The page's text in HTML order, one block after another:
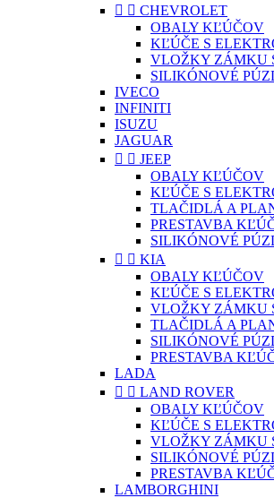
  CHEVROLET
OBALY KĽÚČOV
KĽÚČE S
VLOŽKY ZÁMKU
SILIKÓNOVÉ
IVECO
INFINITI
ISUZU
JAGUAR
  JEEP
OBALY KĽÚČOV
KĽÚČE S
TLAČIDLÁ A
PRESTAVBA
SILIKÓNOVÉ
  KIA
OBALY KĽÚČOV
KĽÚČE S
VLOŽKY ZÁMKU
TLAČIDLÁ A
SILIKÓNOVÉ
PRESTAVBA
LADA
  LAND ROVER
OBALY KĽÚČOV
KĽÚČE S
VLOŽKY ZÁMKU
SILIKÓNOVÉ
PRESTAVBA
LAMBORGHINI